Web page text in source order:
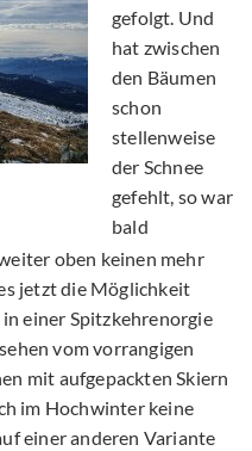
gefolgt. Und
hat zwischen
den Bäumen
schon
stellenweise
der Schnee
gefehlt, so war
bald
oben keinen mehr
jetzt die Möglichkeit
einer Spitzkehrenorgie
vom vorrangigen
mit aufgepackten Skiern
im Hochwinter keine
einer anderen Variante